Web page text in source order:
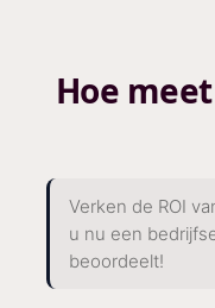
Hoe
Verken de ROI
u nu een
beoordeelt!